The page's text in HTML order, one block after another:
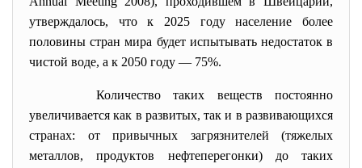
утверждалось, что к 2025 году население более
половины стран мира будет испытывать недостаток в
чистой воде, а к 2050 году — 75%.
Количество таких веществ постоянно
увеличивается как в развитых, так и в развивающихся
странах: от привычных загрязнителей (тяжелых
металлов, продуктов нефтеперегонки) до таких